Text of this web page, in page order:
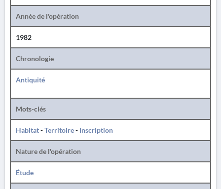
Année de l'opération
1982
Chronologie
Antiquité
Mots-clés
Habitat-Territoire- Inscription
Nature de l'opération
Étude